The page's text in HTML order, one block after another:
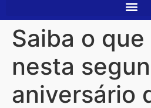
Saiba o
nesta
aniversário